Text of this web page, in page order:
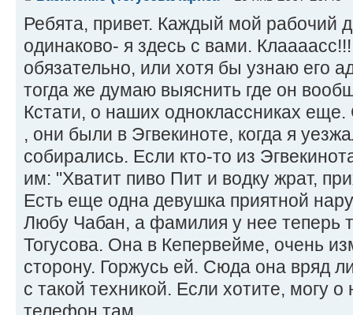
Ребята, привет. Каждый мой рабочий
одинаково- я здесь с вами.
обязательно, или хотя бы узнаю его
тогда же думаю выяснить где он
Кстати, о наших одноклассниках
, они были в Эгвекиноте, когда я
собирались. Если кто-то из
им: "Хватит пиво Пит и водку жрат,
Есть еще одна девушка приятной
Любу Чабан, а фамилия у нее теперь
Тогусова. Она в Кепервейме, очень
сторону. Горжусь ей. Сюда она вряд
с такой техникой. Если хотите, могу